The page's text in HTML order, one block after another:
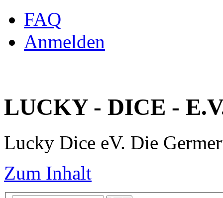
FAQ
Anmelden
LUCKY - DICE -
Lucky Dice eV. Die
Zum Inhalt